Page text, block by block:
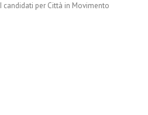
I candidati per Città in Movimento